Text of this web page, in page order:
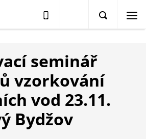
seminář
vzorkování
vod 23.11.
Bydžov